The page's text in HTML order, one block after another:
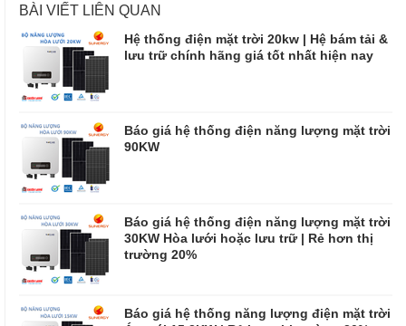
BÀI VIẾT LIÊN QUAN
Hệ thống điện mặt trời 20kw | Hệ bám tải &
lưu trữ chính hãng giá tốt nhất hiện nay
Báo giá hệ thống điện năng lượng mặt trời
90KW
Báo giá hệ thống điện năng lượng mặt trời
30KW Hòa lưới hoặc lưu trữ | Rẻ hơn thị
trường 20%
Báo giá hệ thống năng lượng điện mặt trời